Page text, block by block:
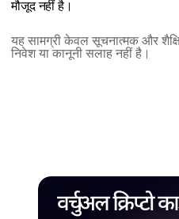
मौजूद नहीं है।
यह सामग्री केवल सूचनात्मक और
निवेश या कानूनी सलाह नहीं है।